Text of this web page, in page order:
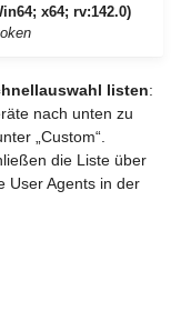
x64; rv:142.0)
listen:
nach unten zu
„Custom“.
die Liste über
User Agents in der